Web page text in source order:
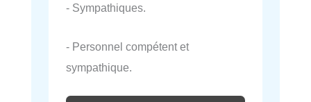
- Sympathiques.
- Personnel compétent et
sympathique.